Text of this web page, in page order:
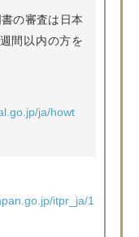
の審査は日本
間以内の方を
ja/howt
itpr_ja/1